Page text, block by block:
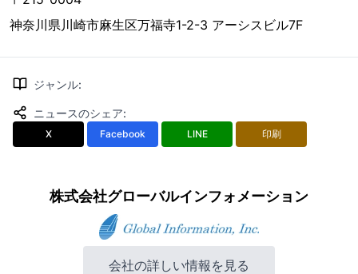
神奈川県川崎市麻生区万福寺1-2-3 アーシスビル7F
ジャンル:
ニュースのシェア:
X Facebook LINE 印刷
株式会社グローバルインフォメーション
会社の詳しい情報を見る